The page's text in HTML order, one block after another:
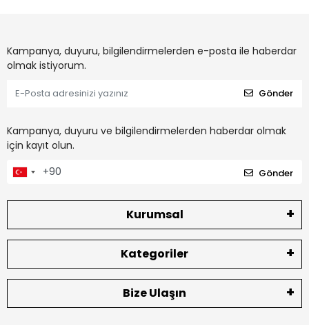
Kampanya, duyuru, bilgilendirmelerden e-posta ile haberdar
olmak istiyorum.
Gönder
Kampanya, duyuru ve bilgilendirmelerden haberdar olmak
için kayıt olun.
Gönder
Kurumsal
Kategoriler
Bize Ulaşın